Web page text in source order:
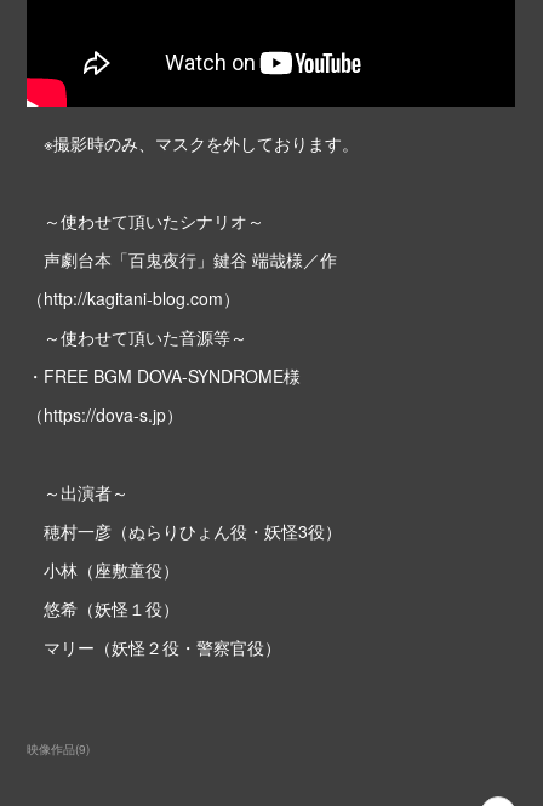
※撮影時のみ、マスクを外しております。
～使わせて頂いたシナリオ～
声劇台本「百鬼夜行」鍵谷 端哉様／作
（http://kagitani-blog.com）
～使わせて頂いた音源等～
・FREE BGM DOVA-SYNDROME様
（https://dova-s.jp）
～出演者～
穂村一彦（ぬらりひょん役・妖怪3役）
小林（座敷童役）
悠希（妖怪１役）
マリー（妖怪２役・警察官役）
映像作品(9)